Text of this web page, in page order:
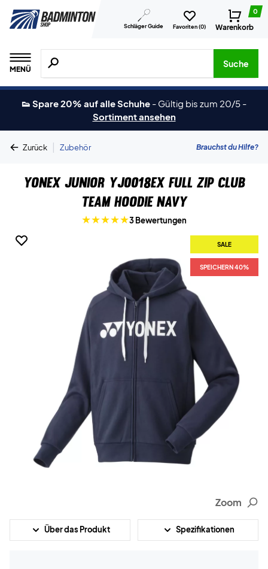
Schläger Guide Favoriten (0)
0
Warenkorb
MENÜ
Suche nach Produkten, Marken usw.
Suche
👟 Spare 20% auf alle Schuhe - Gültig bis zum 20/5 -
Sortiment ansehen
Zurück | Zubehör Brauchst du Hilfe?
Yonex Junior YJ0018EX Full Zip Club
Team Hoodie Navy
3 Bewertungen
SALE
SPEICHERN 40%
Zoom
Über das Produkt Spezifikationen